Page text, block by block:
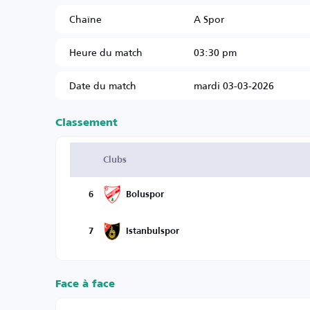
Chaîne
A Spor
Heure du match
03:30 pm
Date du match
mardi 03-03-2026
Classement
Clubs
6 Boluspor
7 Istanbulspor
Face à face